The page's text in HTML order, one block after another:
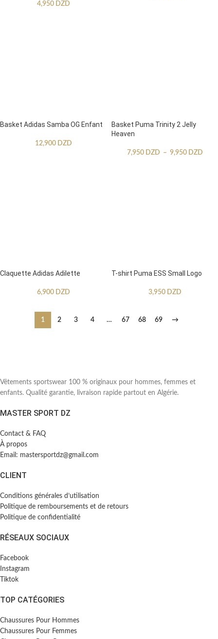
4,950 DZD
Basket Adidas Samba OG Enfant
12,900 DZD
Basket Puma Trinity 2 Jelly
Heaven
7,950 DZD – 9,950 DZD
Claquette Adidas Adilette
6,900 DZD
T-shirt Puma ESS Small Logo
3,950 DZD
1 2 3 4 … 67 68 69 →
Vêtements sportswear 100 % originaux pour hommes, femmes et
enfants. Qualité garantie, livraison rapide partout en Algérie.
MASTER SPORT DZ
Contact & FAQ
À propos
Email: mastersportdz@gmail.com
CLIENT
Conditions générales d’utilisation
Politique de remboursements et de retours
Politique de confidentialité
RÉSEAUX SOCIAUX
Facebook
Instagram
Tiktok
TOP CATÉGORIES
Chaussures Pour Hommes
Chaussures Pour Femmes